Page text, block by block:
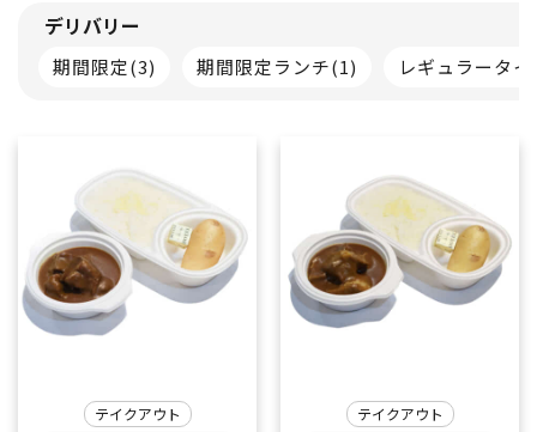
デリバリー
期間限定(3) 期間限定ランチ(1) レギュラータ
テイクアウト
テイクアウト